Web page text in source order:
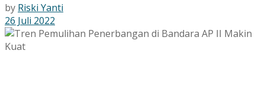
by Riski Yanti
26 Juli 2022